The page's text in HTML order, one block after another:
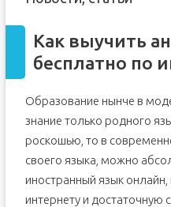
Как выучить
бесплатно по
Образование нынче в
знание только родного
роскошью, то в
своего языка, можно
иностранный язык
интернету и достаточную